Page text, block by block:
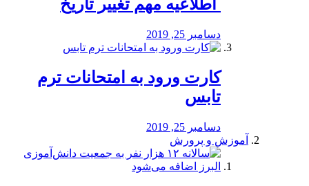
️ اطلاعیه مهم تغییر تاریخ
دسامبر 25, 2019
کارت ورود به امتحانات ترم
تابس
دسامبر 25, 2019
آموزش و پرورش